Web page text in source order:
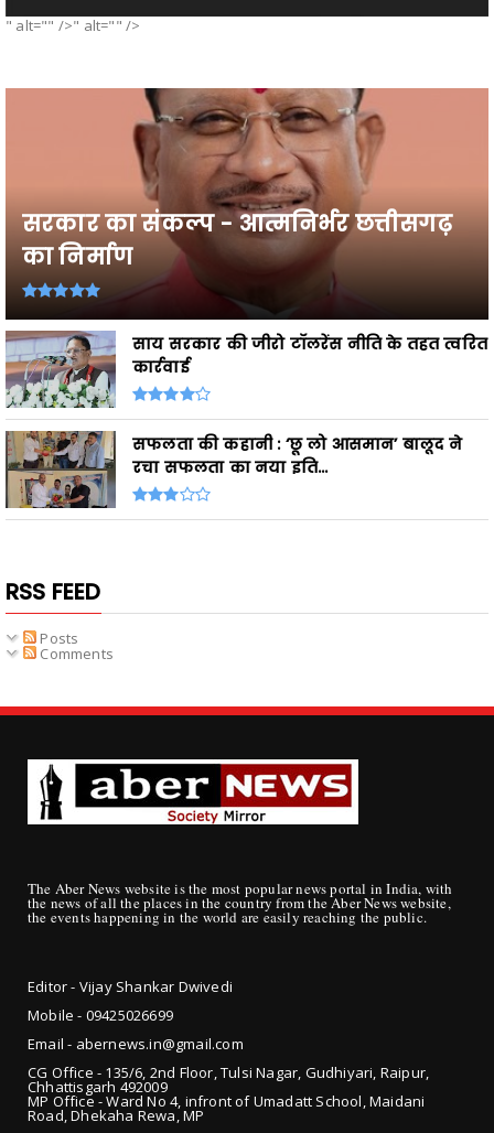
" alt="" />" alt="" />
सरकार का संकल्प - आत्मनिर्भर छत्तीसगढ़
का निर्माण
साय सरकार की जीरो टॉलरेंस नीति के तहत त्वरित
कार्रवाई
सफलता की कहानी : ‘छू लो आसमान’ बालूद ने
रचा सफलता का नया इति...
RSS FEED
Posts
Comments
The Aber News website is the most popular news portal in India, with
the news of all the places in the country from the Aber News website,
the events happening in the world are easily reaching the public.
Editor - Vijay Shankar Dwivedi
Mobile - 09425026699
Email - abernews.in@gmail.com
CG Office - 135/6, 2nd Floor, Tulsi Nagar, Gudhiyari, Raipur,
Chhattisgarh 492009
MP Office - Ward No 4, infront of Umadatt School, Maidani
Road, Dhekaha Rewa, MP